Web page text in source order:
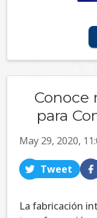
Conoce
para
May 29, 2020,
Tweet
La fabricación